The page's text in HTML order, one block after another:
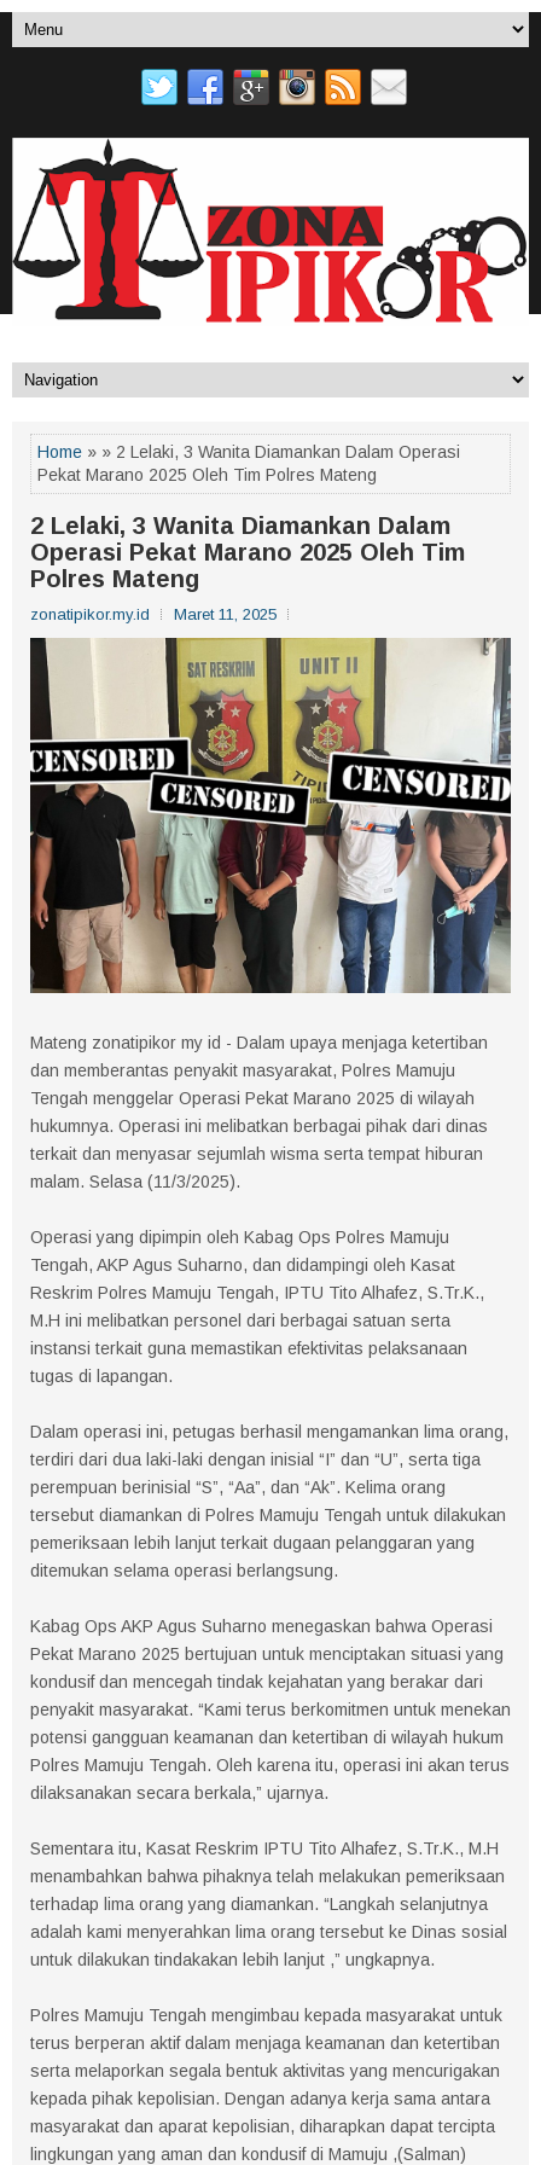
Home » » 2 Lelaki, 3 Wanita Diamankan Dalam Operasi
Pekat Marano 2025 Oleh Tim Polres Mateng
2 Lelaki, 3 Wanita Diamankan Dalam
Operasi Pekat Marano 2025 Oleh Tim
Polres Mateng
zonatipikor.my.id Maret 11, 2025
Mateng zonatipikor my id - Dalam upaya menjaga ketertiban
dan memberantas penyakit masyarakat, Polres Mamuju
Tengah menggelar Operasi Pekat Marano 2025 di wilayah
hukumnya. Operasi ini melibatkan berbagai pihak dari dinas
terkait dan menyasar sejumlah wisma serta tempat hiburan
malam. Selasa (11/3/2025).
Operasi yang dipimpin oleh Kabag Ops Polres Mamuju
Tengah, AKP Agus Suharno, dan didampingi oleh Kasat
Reskrim Polres Mamuju Tengah, IPTU Tito Alhafez, S.Tr.K.,
M.H ini melibatkan personel dari berbagai satuan serta
instansi terkait guna memastikan efektivitas pelaksanaan
tugas di lapangan.
Dalam operasi ini, petugas berhasil mengamankan lima orang,
terdiri dari dua laki-laki dengan inisial “I” dan “U”, serta tiga
perempuan berinisial “S”, “Aa”, dan “Ak”. Kelima orang
tersebut diamankan di Polres Mamuju Tengah untuk dilakukan
pemeriksaan lebih lanjut terkait dugaan pelanggaran yang
ditemukan selama operasi berlangsung.
Kabag Ops AKP Agus Suharno menegaskan bahwa Operasi
Pekat Marano 2025 bertujuan untuk menciptakan situasi yang
kondusif dan mencegah tindak kejahatan yang berakar dari
penyakit masyarakat. “Kami terus berkomitmen untuk menekan
potensi gangguan keamanan dan ketertiban di wilayah hukum
Polres Mamuju Tengah. Oleh karena itu, operasi ini akan terus
dilaksanakan secara berkala,” ujarnya.
Sementara itu, Kasat Reskrim IPTU Tito Alhafez, S.Tr.K., M.H
menambahkan bahwa pihaknya telah melakukan pemeriksaan
terhadap lima orang yang diamankan. “Langkah selanjutnya
adalah kami menyerahkan lima orang tersebut ke Dinas sosial
untuk dilakukan tindakakan lebih lanjut ,” ungkapnya.
Polres Mamuju Tengah mengimbau kepada masyarakat untuk
terus berperan aktif dalam menjaga keamanan dan ketertiban
serta melaporkan segala bentuk aktivitas yang mencurigakan
kepada pihak kepolisian. Dengan adanya kerja sama antara
masyarakat dan aparat kepolisian, diharapkan dapat tercipta
lingkungan yang aman dan kondusif di Mamuju ,(Salman)